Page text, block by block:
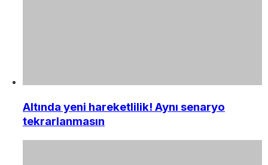
Altında yeni hareketlilik! Aynı senaryo
tekrarlanmasın